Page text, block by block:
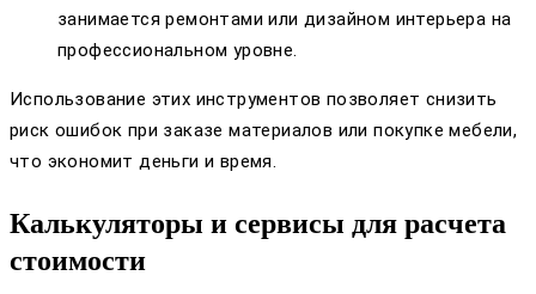
занимается ремонтами или дизайном интерьера на
профессиональном уровне.
Использование этих инструментов позволяет снизить
риск ошибок при заказе материалов или покупке мебели,
что экономит деньги и время.
Калькуляторы и сервисы для расчета
стоимости